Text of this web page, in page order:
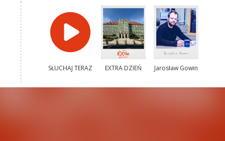
SŁUCHAJ TERAZ EXTRA DZIEŃ Jarosław Gowin